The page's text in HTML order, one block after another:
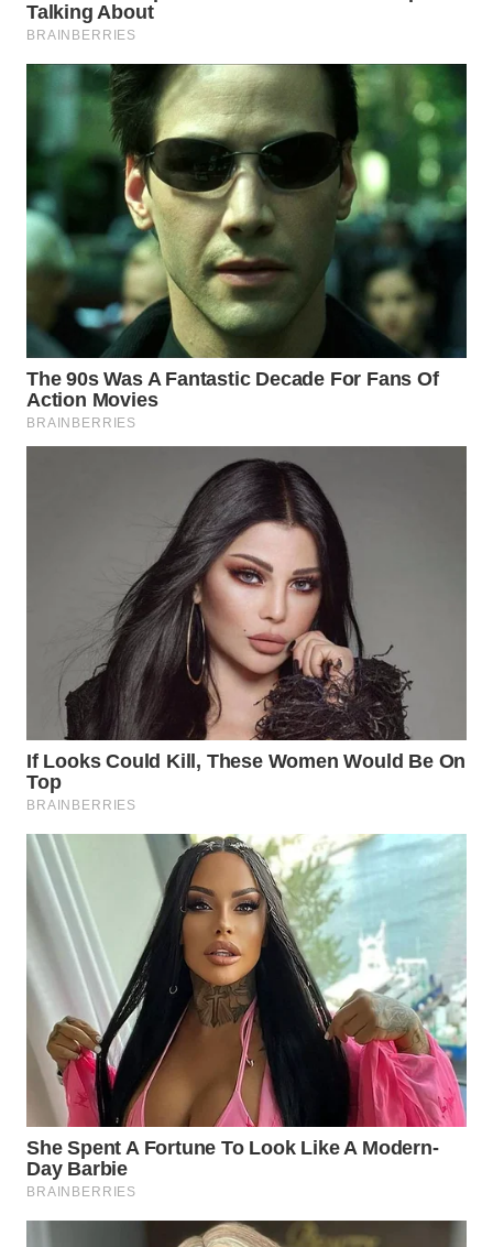
SIMALUNGUN
WN
LABUHANBATU
WN
TAPANULI
TENGAH
WN DELI
SERDANG
WN
TEBING
TINGGI
WN
WN
BOGOR
WN
DEPOK
WN
TAPANULI
UTARA
WN
SAMOSIR
WN
PADANG
LAWAS
WN
SUMEDANG
WN